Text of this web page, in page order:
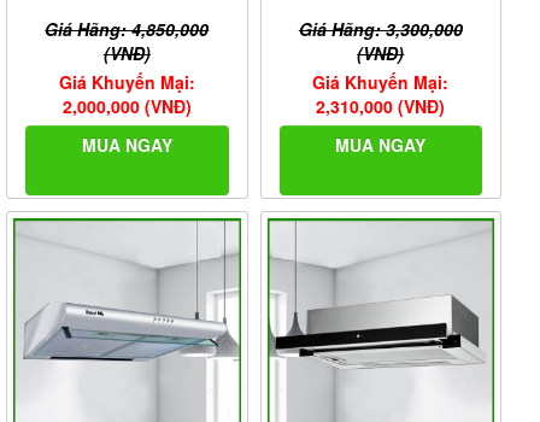
Giá Hãng: 4,850,000
(VNĐ)
Giá Khuyến Mại:
2,000,000 (VNĐ)
MUA NGAY
Giá Hãng: 3,300,000
(VNĐ)
Giá Khuyến Mại:
2,310,000 (VNĐ)
MUA NGAY